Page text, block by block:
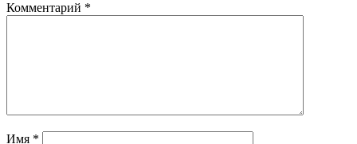
Комментарий *
Имя *